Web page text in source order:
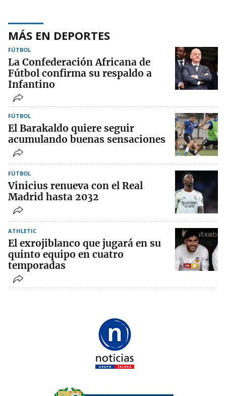
MÁS EN DEPORTES
FÚTBOL
La Confederación Africana de
Fútbol confirma su respaldo a
Infantino
FÚTBOL
El Barakaldo quiere seguir
acumulando buenas sensaciones
FÚTBOL
Vinicius renueva con el Real
Madrid hasta 2032
ATHLETIC
El exrojiblanco que jugará en su
quinto equipo en cuatro
temporadas